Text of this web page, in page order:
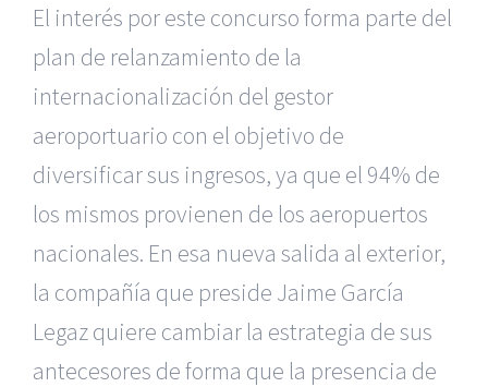
El interés por este concurso forma parte del
plan de relanzamiento de la
internacionalización del gestor
aeroportuario con el objetivo de
diversificar sus ingresos, ya que el 94% de
los mismos provienen de los aeropuertos
nacionales. En esa nueva salida al exterior,
la compañía que preside Jaime García
Legaz quiere cambiar la estrategia de sus
antecesores de forma que la presencia de